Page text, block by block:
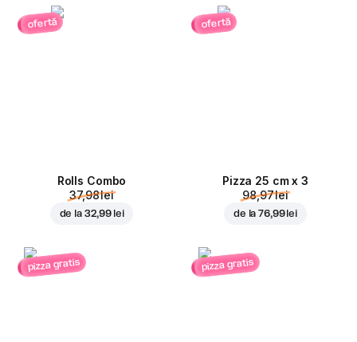
ofertă
Rolls Combo
37,98 lei
de la 32,99 lei
ofertă
Pizza 25 cm x 3
98,97 lei
de la76,99 lei
pizza gratis pizza gratis